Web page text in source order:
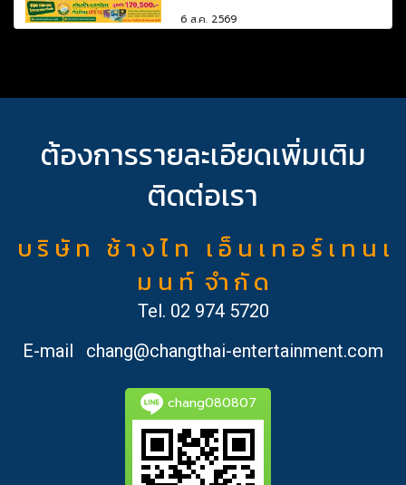
6 ส.ค. 2569
ต้องการรายละเอียดเพิ่มเติม
ติดต่อเรา
บ ริ ษั ท ช้ า ง ไ ท เ อ็ น เ ท อ ร์ เ ท น เ
ม น ท์ จำ กั ด
Tel. 02 974 5720
E-mail
chang@changthai-entertainment.com
chang080807